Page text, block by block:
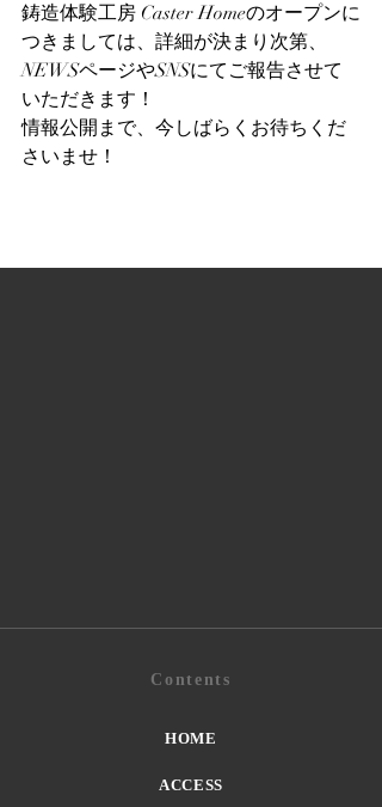
鋳造体験工房 Caster Homeのオープンに
つきましては、詳細が決まり次第、
NEWSページやSNSにてご報告させて
いただきます！
情報公開まで、今しばらくお待ちくだ
さいませ！
Contents
HOME
ACCESS